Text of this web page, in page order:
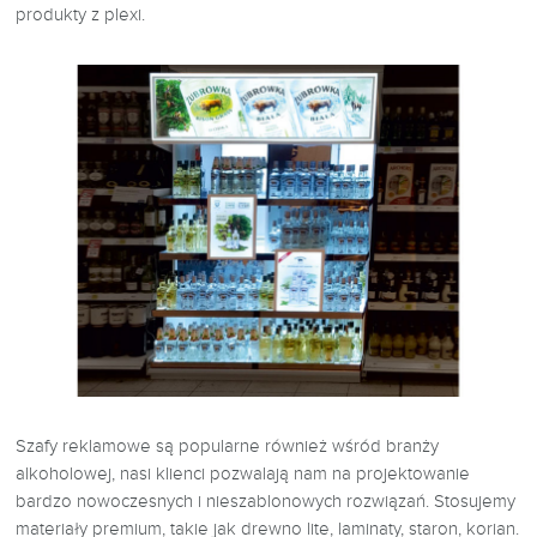
produkty z plexi.
Szafy reklamowe są popularne również wśród branży
alkoholowej, nasi klienci pozwalają nam na projektowanie
bardzo nowoczesnych i nieszablonowych rozwiązań. Stosujemy
materiały premium, takie jak drewno lite, laminaty, staron, korian.